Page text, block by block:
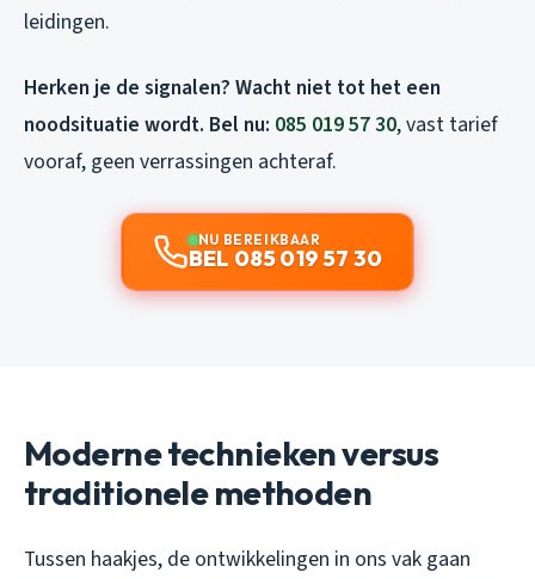
leidingen.
Herken je de signalen? Wacht niet tot het een
noodsituatie wordt. Bel nu: 085 019 57 30, vast tarief
vooraf, geen verrassingen achteraf.
NU BEREIKBAAR
BEL 085 019 57 30
Moderne technieken versus
traditionele methoden
Tussen haakjes, de ontwikkelingen in ons vak gaan